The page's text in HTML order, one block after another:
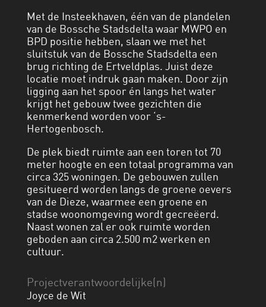
Met de Insteekhaven, één van de plandelen
van de Bossche Stadsdelta waar MWPO en
BPD positie hebben, slaan we met het
sluitstuk van de Bossche Stadsdelta een
brug richting de Ertveldplas. Juist deze
locatie moet indruk gaan maken. Door zijn
ligging aan het spoor én langs het water
krijgt het gebouw twee gezichten die
kenmerkend worden voor ‘s-
Hertogenbosch.
De plek biedt ruimte aan een toren tot 70
meter hoogte en een totaal programma van
circa 325 woningen. De gebouwen zullen
gesitueerd worden langs de groene oevers
van de Dieze, waarmee een groene en
stadse woonomgeving wordt gecreëerd.
Naast wonen zal er ook ruimte worden
geboden aan circa 2.500 m2 werken en
cultuur.
Projectverantwoordelijke(n)
Joyce de Wit